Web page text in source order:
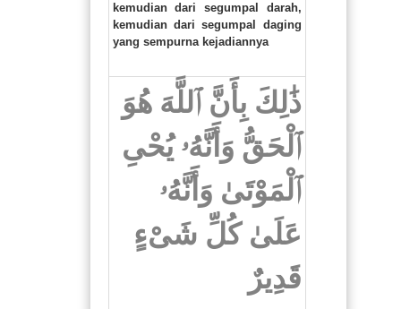
kemudian dari segumpal darah,
kemudian dari segumpal daging
yang sempurna kejadiannya
ذَٰلِكَ بِأَنَّ ٱللَّهَ هُوَ
ٱلْحَقُّ وَأَنَّهُۥ يُحْىِ
ٱلْمَوْتَىٰ وَأَنَّهُۥ
عَلَىٰ كُلِّ شَىْءٍ
قَدِيرٌ